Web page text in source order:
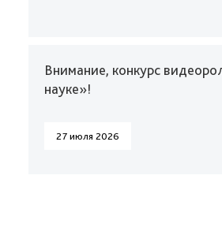
Внимание, конкурс
науке»!
27 июля 2026